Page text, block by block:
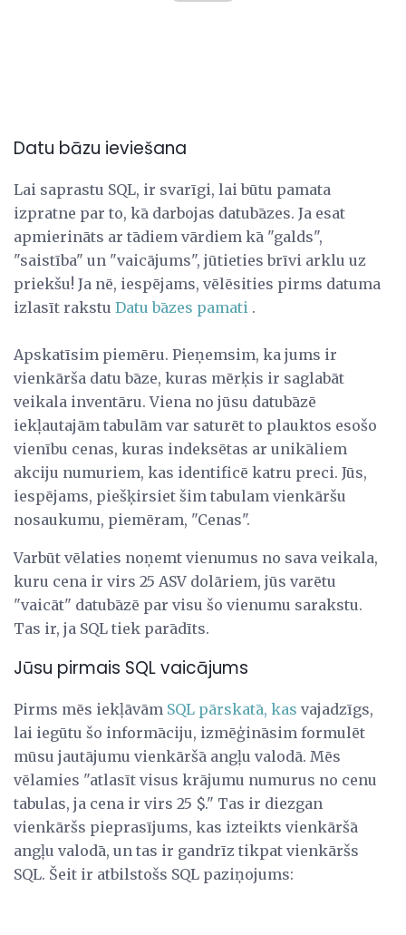
Datu bāzu ieviešana
Lai saprastu SQL, ir svarīgi, lai būtu pamata
izpratne par to, kā darbojas datubāzes. Ja esat
apmierināts ar tādiem vārdiem kā "galds",
"saistība" un "vaicājums", jūtieties brīvi arklu uz
priekšu! Ja nē, iespējams, vēlēsities pirms datuma
izlasīt rakstu Datu bāzes pamati .
Apskatīsim piemēru. Pieņemsim, ka jums ir
vienkārša datu bāze, kuras mērķis ir saglabāt
veikala inventāru. Viena no jūsu datubāzē
iekļautajām tabulām var saturēt to plauktos esošo
vienību cenas, kuras indeksētas ar unikāliem
akciju numuriem, kas identificē katru preci. Jūs,
iespējams, piešķirsiet šim tabulam vienkāršu
nosaukumu, piemēram, "Cenas".
Varbūt vēlaties noņemt vienumus no sava veikala,
kuru cena ir virs 25 ASV dolāriem, jūs varētu
"vaicāt" datubāzē par visu šo vienumu sarakstu.
Tas ir, ja SQL tiek parādīts.
Jūsu pirmais SQL vaicājums
Pirms mēs iekļāvām SQL pārskatā, kas vajadzīgs,
lai iegūtu šo informāciju, izmēģināsim formulēt
mūsu jautājumu vienkāršā angļu valodā. Mēs
vēlamies "atlasīt visus krājumu numurus no cenu
tabulas, ja cena ir virs 25 $." Tas ir diezgan
vienkāršs pieprasījums, kas izteikts vienkāršā
angļu valodā, un tas ir gandrīz tikpat vienkāršs
SQL. Šeit ir atbilstošs SQL paziņojums: